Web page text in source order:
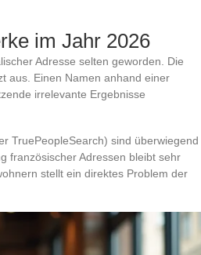
im Jahr 2026
Adresse selten geworden. Die
aus. Einen Namen anhand einer
irrelevante Ergebnisse
TruePeopleSearch) sind überwiegend
französischer Adressen bleibt sehr
stellt ein direktes Problem der